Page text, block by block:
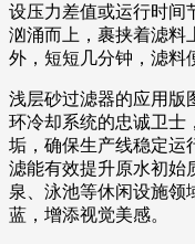
设压力差值或运行时间
汹涌而上，裹挟着滤料
外，短短几分钟，滤料
浅层砂过滤器的应用版
环冷却系统的忠诚卫士
垢，确保生产线稳定运
滤能有效提升原水初始
泉、泳池等休闲设施领
蓝，增添视觉美感。